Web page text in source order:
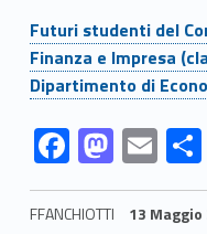
n
g
u
a
s
Link identifier #identifier__115352-11
Futuri studenti del
Finanza e Impresa
Dipartimento di
Link identifier #identifier__32147-12
F
ac
e
Link identifier #identifier__20254-13 M
as
to
Link identifier #identifier__186585-14 E
m
ai
Link identifier #identifier__148709-15 C
FFANCHIOTTI 13 Maggio